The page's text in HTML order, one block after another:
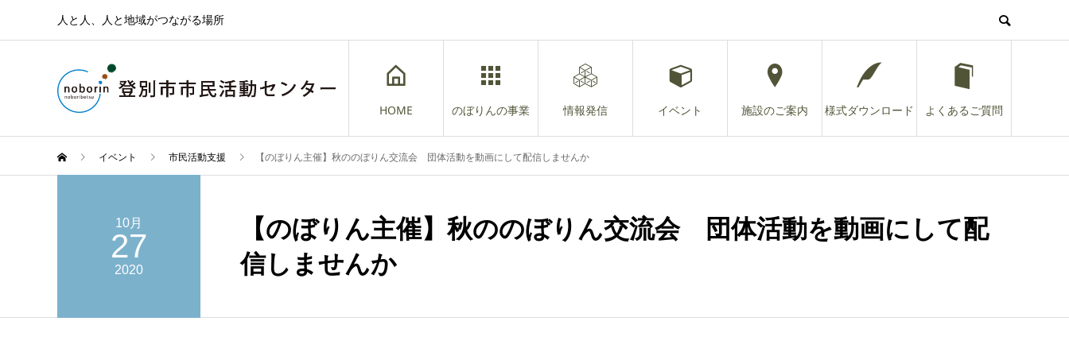
人と人、人と地域がつながる場所
HOME のぼりんの事業 情報発信 イベント 施設のご案内 様式ダウンロード よくあるご質問
イベント 市民活動支援 【のぼりん主催】秋ののぼりん交流会 団体活動を動画にして配信しませんか
10月
27
2020
【のぼりん主催】秋ののぼりん交流会 団体活動を動画にして配
信しませんか